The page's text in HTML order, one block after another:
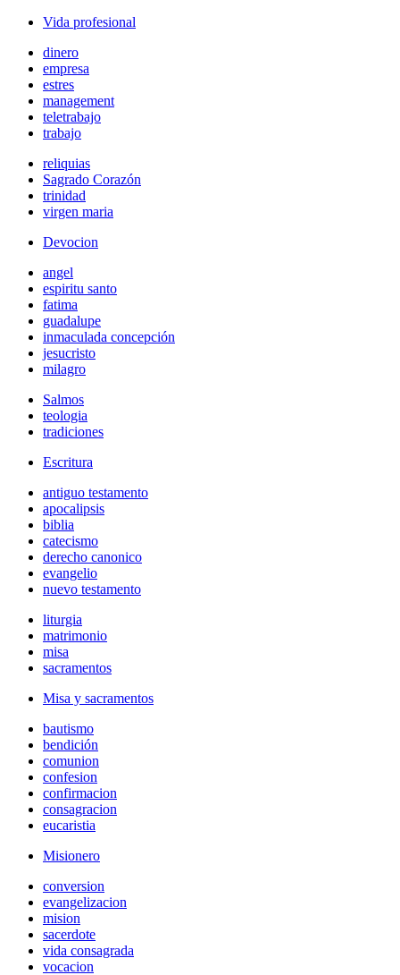
Vida profesional
dinero
empresa
estres
management
teletrabajo
trabajo
reliquias
Sagrado Corazón
trinidad
virgen maria
Devocion
angel
espiritu santo
fatima
guadalupe
inmaculada concepción
jesucristo
milagro
Salmos
teologia
tradiciones
Escritura
antiguo testamento
apocalipsis
biblia
catecismo
derecho canonico
evangelio
nuevo testamento
liturgia
matrimonio
misa
sacramentos
Misa y sacramentos
bautismo
bendición
comunion
confesion
confirmacion
consagracion
eucaristia
Misionero
conversion
evangelizacion
mision
sacerdote
vida consagrada
vocacion